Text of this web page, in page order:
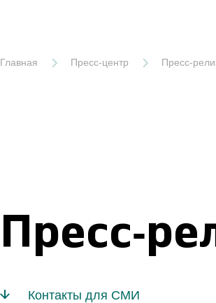
Главная Пресс-центр Пресс-
Пресс-
Контакты для СМИ